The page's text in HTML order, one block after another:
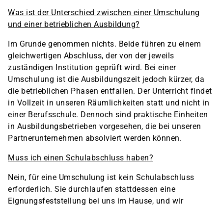
Was ist der Unterschied zwischen einer Umschulung
und einer betrieblichen Ausbildung?
Im Grunde genommen nichts. Beide führen zu einem
gleichwertigen Abschluss, der von der jeweils
zuständigen Institution geprüft wird. Bei einer
Umschulung ist die Ausbildungszeit jedoch kürzer, da
die betrieblichen Phasen entfallen. Der Unterricht findet
in Vollzeit in unseren Räumlichkeiten statt und nicht in
einer Berufsschule. Dennoch sind praktische Einheiten
in Ausbildungsbetrieben vorgesehen, die bei unseren
Partnerunternehmen absolviert werden können.
Muss ich einen Schulabschluss haben?
Nein, für eine Umschulung ist kein Schulabschluss
erforderlich. Sie durchlaufen stattdessen eine
Eignungsfeststellung bei uns im Hause, und wir